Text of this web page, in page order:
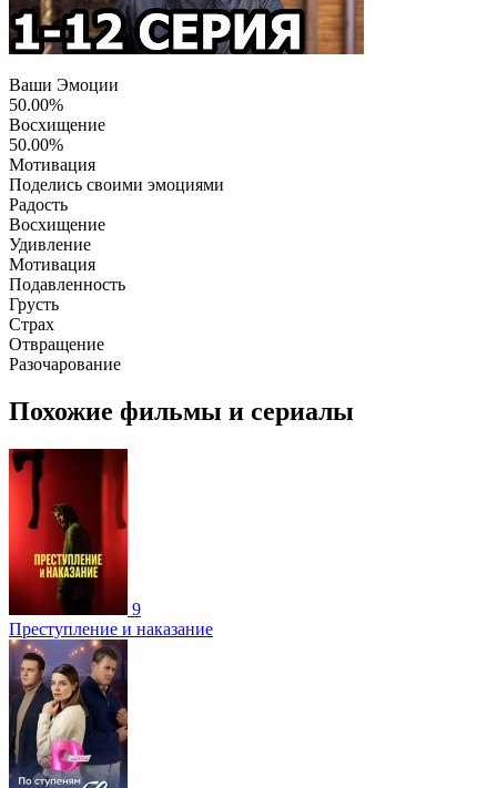
Ваши Эмоции
50.00%
Восхищение
50.00%
Мотивация
Поделись своими эмоциями
Радость
Восхищение
Удивление
Мотивация
Подавленность
Грусть
Страх
Отвращение
Разочарование
Похожие фильмы и сериалы
9
Преступление и наказание